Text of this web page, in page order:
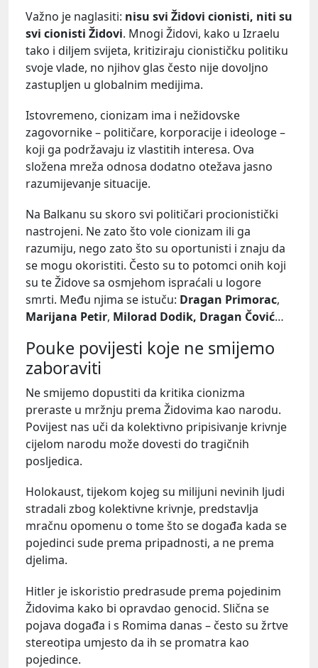
Važno je naglasiti: nisu svi Židovi cionisti, niti su
svi cionisti Židovi. Mnogi Židovi, kako u Izraelu
tako i diljem svijeta, kritiziraju cionističku politiku
svoje vlade, no njihov glas često nije dovoljno
zastupljen u globalnim medijima.
Istovremeno, cionizam ima i nežidovske
zagovornike – političare, korporacije i ideologe –
koji ga podržavaju iz vlastitih interesa. Ova
složena mreža odnosa dodatno otežava jasno
razumijevanje situacije.
Na Balkanu su skoro svi političari procionistički
nastrojeni. Ne zato što vole cionizam ili ga
razumiju, nego zato što su oportunisti i znaju da
se mogu okoristiti. Često su to potomci onih koji
su te Židove sa osmjehom ispraćali u logore
smrti. Među njima se istuču: Dragan Primorac,
Marijana Petir, Milorad Dodik, Dragan Čović…
Pouke povijesti koje ne smijemo
zaboraviti
Ne smijemo dopustiti da kritika cionizma
preraste u mržnju prema Židovima kao narodu.
Povijest nas uči da kolektivno pripisivanje krivnje
cijelom narodu može dovesti do tragičnih
posljedica.
Holokaust, tijekom kojeg su milijuni nevinih ljudi
stradali zbog kolektivne krivnje, predstavlja
mračnu opomenu o tome što se događa kada se
pojedinci sude prema pripadnosti, a ne prema
djelima.
Hitler je iskoristio predrasude prema pojedinim
Židovima kako bi opravdao genocid. Slična se
pojava događa i s Romima danas – često su žrtve
stereotipa umjesto da ih se promatra kao
pojedince.